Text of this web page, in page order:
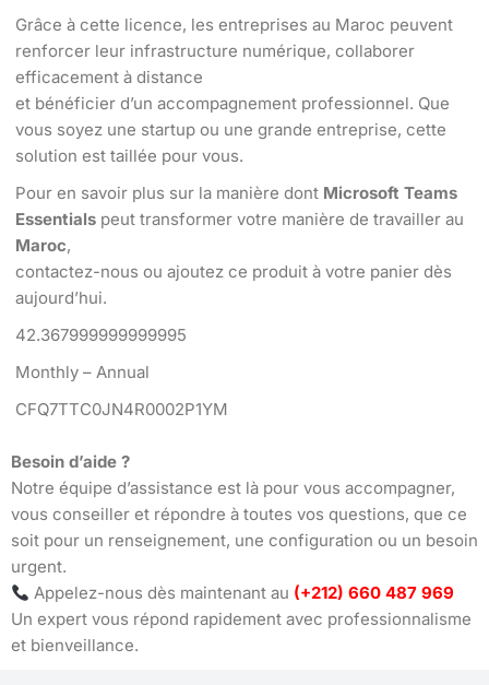
Grâce à cette licence, les entreprises au Maroc peuvent
renforcer leur infrastructure numérique, collaborer
efficacement à distance
et bénéficier d’un accompagnement professionnel. Que
vous soyez une startup ou une grande entreprise, cette
solution est taillée pour vous.
Pour en savoir plus sur la manière dont Microsoft Teams
Essentials peut transformer votre manière de travailler au
Maroc,
contactez-nous ou ajoutez ce produit à votre panier dès
aujourd’hui.
42.367999999999995
Monthly – Annual
CFQ7TTC0JN4R0002P1YM
Besoin d’aide ?
Notre équipe d’assistance est là pour vous accompagner,
vous conseiller et répondre à toutes vos questions, que ce
soit pour un renseignement, une configuration ou un besoin
urgent.
Appelez-nous dès maintenant au (+212) 660 487 969
Un expert vous répond rapidement avec professionnalisme
et bienveillance.